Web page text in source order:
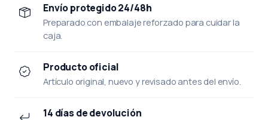
Envío protegido 24/48h
Preparado con embalaje reforzado para cuidar la
caja.
Producto oficial
Artículo original, nuevo y revisado antes del envío.
14 días de devolución